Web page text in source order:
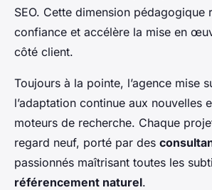
SEO. Cette dimension pédagogique
confiance et accélère la mise en
côté client.
Toujours à la pointe, l’agence mise
l’adaptation continue aux nouvelles
moteurs de recherche. Chaque
regard neuf, porté par des
passionnés maîtrisant toutes les
référencement naturel.